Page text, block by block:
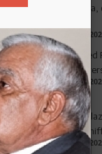
Ahmed
aux